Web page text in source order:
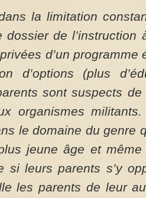
la limitation
dossier de l’instruction
d’un
d’options (plus
sont suspects
organismes
le domaine du genre
jeune âge et
si leurs parents s’y
les parents de leur